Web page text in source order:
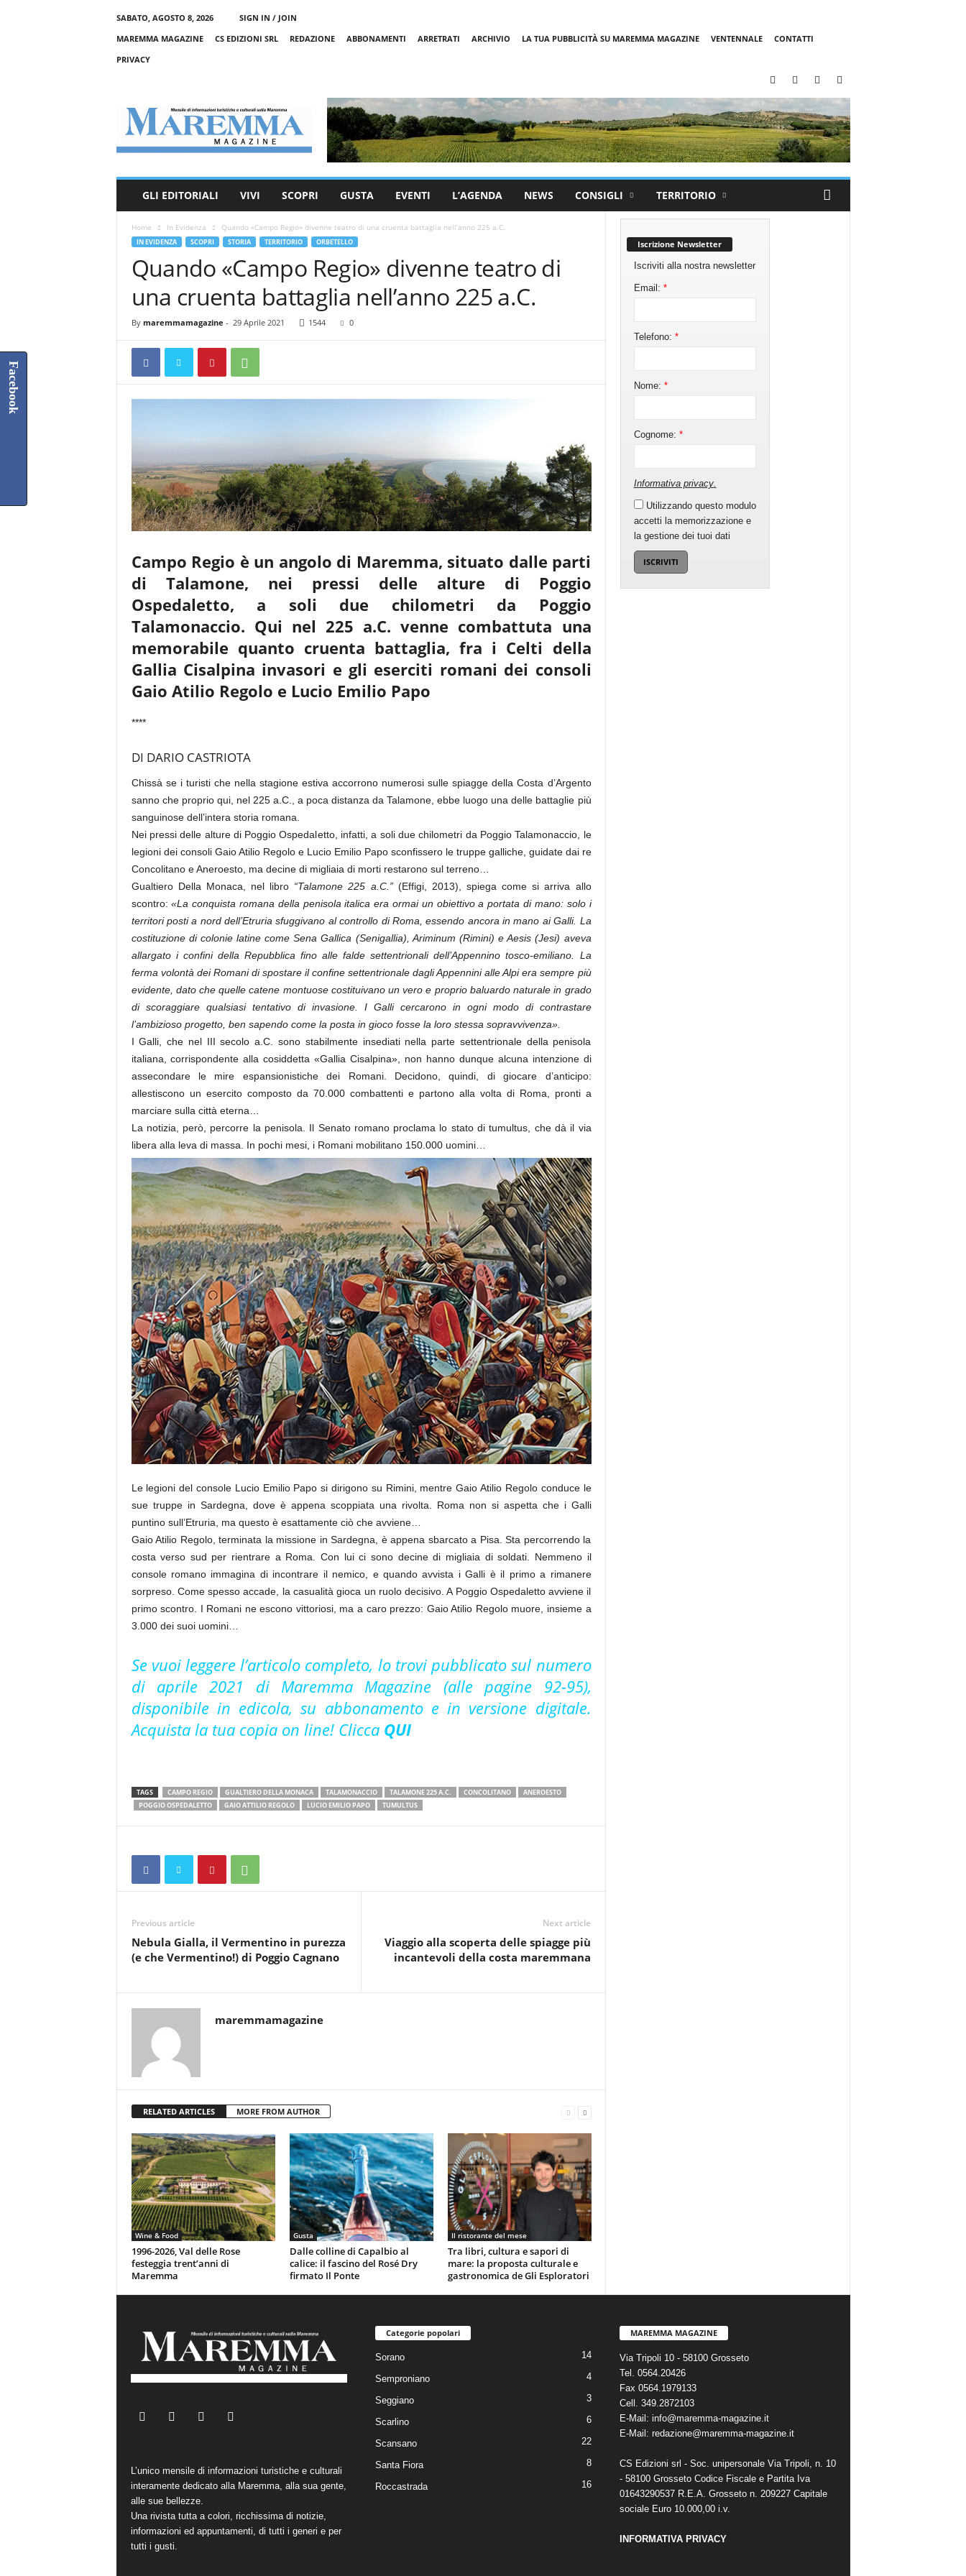
SABATO, AGOSTO 8, 2026
SIGN IN / JOIN
MAREMMA MAGAZINE
CS EDIZIONI SRL REDAZIONE ABBONAMENTI ARRETRATI ARCHIVIO LA TUA PUBBLICITÀ SU MAREMMA MAGAZINE VENTENNALE
CONTATTI
PRIVACY
m
GLI EDITORIALI VIVI SCOPRI GUSTA EVENTI L’AGENDA NEWS CONSIGLI TERRITORIO
Home In Evidenza Quando «Campo Regio» divenne teatro di una cruenta battaglia nell’anno 225 a.C.
IN EVIDENZA SCOPRI STORIA TERRITORIO ORBETELLO
Quando «Campo Regio» divenne teatro di
una cruenta battaglia nell’anno 225 a.C.
By maremmamagazine - 29 Aprile 2021 1544 0
Campo Regio è un angolo di Maremma, situato dalle parti
di Talamone, nei pressi delle alture di Poggio
Ospedaletto, a soli due chilometri da Poggio
Talamonaccio. Qui nel 225 a.C. venne combattuta una
memorabile quanto cruenta battaglia, fra i Celti della
Gallia Cisalpina invasori e gli eserciti romani dei consoli
Gaio Atilio Regolo e Lucio Emilio Papo
****
DI DARIO CASTRIOTA
Chissà se i turisti che nella stagione estiva accorrono numerosi sulle spiagge della Costa d’Argento
sanno che proprio qui, nel 225 a.C., a poca distanza da Talamone, ebbe luogo una delle battaglie più
sanguinose dell’intera storia romana.
Nei pressi delle alture di Poggio Ospedaletto, infatti, a soli due chilometri da Poggio Talamonaccio, le
legioni dei consoli Gaio Atilio Regolo e Lucio Emilio Papo sconfissero le truppe galliche, guidate dai re
Concolitano e Aneroesto, ma decine di migliaia di morti restarono sul terreno…
Gualtiero Della Monaca, nel libro “Talamone 225 a.C.”(Effigi, 2013), spiega come si arriva allo
scontro:«La conquista romana della penisola italica era ormai un obiettivo a portata di mano: solo i
territori posti a nord dell’Etruria sfuggivano al controllo di Roma, essendo ancora in mano ai Galli. La
costituzione di colonie latine come Sena Gallica (Senigallia), Ariminum (Rimini) e Aesis (Jesi) aveva
allargato i confini della Repubblica fino alle falde settentrionali dell’Appennino tosco-emiliano. La
ferma volontà dei Romani di spostare il confine settentrionale dagli Appennini alle Alpi era sempre più
evidente, dato che quelle catene montuose costituivano un vero e proprio baluardo naturale in grado
di scoraggiare qualsiasi tentativo di invasione. I Galli cercarono in ogni modo di contrastare
l’ambizioso progetto, ben sapendo come la posta in gioco fosse la loro stessa sopravvivenza».
I Galli, che nel III secolo a.C. sono stabilmente insediati nella parte settentrionale della penisola
italiana, corrispondente alla cosiddetta «Gallia Cisalpina», non hanno dunque alcuna intenzione di
assecondare le mire espansionistiche dei Romani. Decidono, quindi, di giocare d’anticipo:
allestiscono un esercito composto da 70.000 combattenti e partono alla volta di Roma, pronti a
marciare sulla città eterna…
La notizia, però, percorre la penisola. Il Senato romano proclama lo stato di tumultus, che dà il via
libera alla leva di massa. In pochi mesi, i Romani mobilitano 150.000 uomini…
Le legioni del console Lucio Emilio Papo si dirigono su Rimini, mentre Gaio Atilio Regolo conduce le
sue truppe in Sardegna, dove è appena scoppiata una rivolta. Roma non si aspetta che i Galli
puntino sull’Etruria, ma questo è esattamente ciò che avviene…
Gaio Atilio Regolo, terminata la missione in Sardegna, è appena sbarcato a Pisa. Sta percorrendo la
costa verso sud per rientrare a Roma. Con lui ci sono decine di migliaia di soldati. Nemmeno il
console romano immagina di incontrare il nemico, e quando avvista i Galli è il primo a rimanere
sorpreso. Come spesso accade, la casualità gioca un ruolo decisivo. A Poggio Ospedaletto avviene il
primo scontro. I Romani ne escono vittoriosi, ma a caro prezzo: Gaio Atilio Regolo muore, insieme a
3.000 dei suoi uomini…
Se vuoi leggere l’articolo completo, lo trovi pubblicato sul numero
di aprile 2021 di Maremma Magazine (alle pagine 92-95),
disponibile in edicola, su abbonamento e in versione digitale.
Acquista la tua copia on line! Clicca QUI
TAGS CAMPO REGIO GUALTIERO DELLA MONACA TALAMONACCIO TALAMONE 225 A.C. CONCOLITANO
ANEROESTO
POGGIO OSPEDALETTO
GAIO ATTILIO REGOLO LUCIO EMILIO PAPO TUMULTUS
Previous article
Nebula Gialla, il Vermentino in purezza
(e che Vermentino!) di Poggio Cagnano
Next article
Viaggio alla scoperta delle spiagge più
incantevoli della costa maremmana
maremmamagazine
RELATED ARTICLES MORE FROM AUTHOR
Wine & Food
1996-2026, Val delle Rose
festeggia trent’anni di
Maremma
Gusta
Dalle colline di Capalbio al
calice: il fascino del Rosé Dry
firmato Il Ponte
Il ristorante del mese
Tra libri, cultura e sapori di
mare: la proposta culturale e
gastronomica de Gli Esploratori
Iscrizione Newsletter
Iscriviti alla nostra newsletter
Email: *
Telefono: *
Nome: *
Cognome: *
Informativa privacy.
Utilizzando questo modulo
accetti la memorizzazione e
la gestione dei tuoi dati
L’unico mensile di informazioni turistiche e culturali
interamente dedicato alla Maremma, alla sua gente,
alle sue bellezze.
Una rivista tutta a colori, ricchissima di notizie,
informazioni ed appuntamenti, di tutti i generi e per
tutti i gusti.
Categorie popolari
Sorano 14
Semproniano 4
Seggiano 3
Scarlino 6
Scansano 22
Santa Fiora 8
Roccastrada 16
MAREMMA MAGAZINE
Via Tripoli 10 - 58100 Grosseto
Tel. 0564.20426
Fax 0564.1979133
Cell. 349.2872103
E-Mail: info@maremma-magazine.it
E-Mail: redazione@maremma-magazine.it
CS Edizioni srl - Soc. unipersonale Via Tripoli, n. 10
- 58100 Grosseto Codice Fiscale e Partita Iva
01643290537 R.E.A. Grosseto n. 209227 Capitale
sociale Euro 10.000,00 i.v.
INFORMATIVA PRIVACY
Facebook